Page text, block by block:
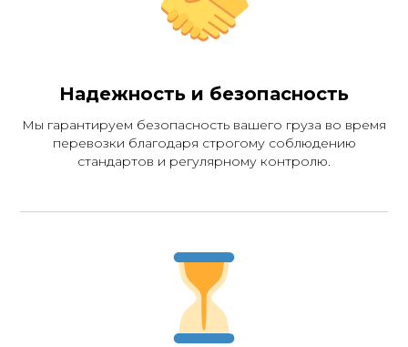
Надежность и безопасность
Мы гарантируем безопасность вашего груза во время
перевозки благодаря строгому соблюдению
стандартов и регулярному контролю.
Лучший показатель
нашей работы —
отзывы реальных
клиентов